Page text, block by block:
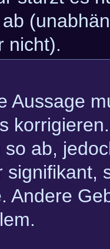
nicht).
Aussage
so ab,
signifikant,
Andere